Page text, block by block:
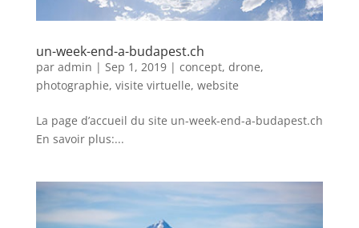
un-week-end-a-budapest.ch
par admin | Sep 1, 2019| concept, drone,
photographie, visite virtuelle, website
La page d’accueil du site un-week-end-a-budapest.ch
En savoir plus:...